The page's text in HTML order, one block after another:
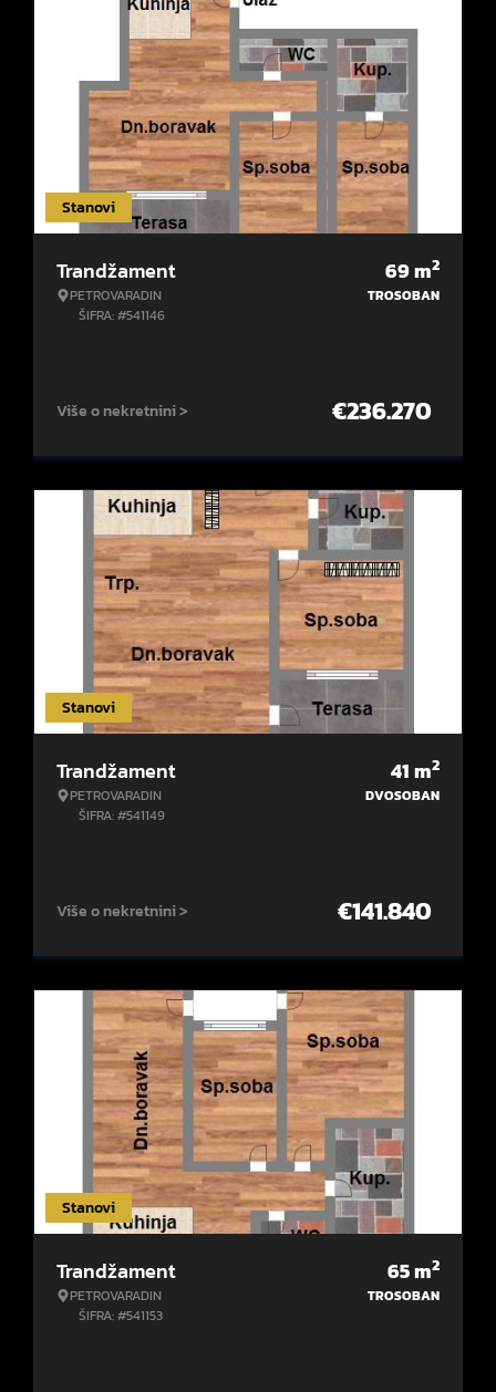
Stanovi
Trandžament
PETROVARADIN
ŠIFRA: #541146
69m2
TROSOBAN
Više o nekretnini > €236.270
Stanovi
Trandžament
PETROVARADIN
ŠIFRA: #541149
41m2
DVOSOBAN
Više o nekretnini > €141.840
Stanovi
Trandžament
PETROVARADIN
ŠIFRA: #541153
65m2
TROSOBAN